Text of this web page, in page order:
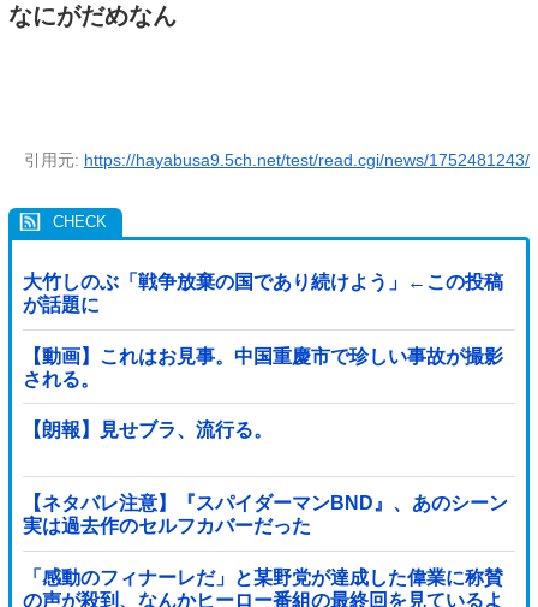
なにがだめなん
引用元: https://hayabusa9.5ch.net/test/read.cgi/news/1752481243/
大竹しのぶ「戦争放棄の国であり続けよう」←この投稿
が話題に
【動画】これはお見事。中国重慶市で珍しい事故が撮影
される。
【朗報】見せブラ、流行る。
【ネタバレ注意】『スパイダーマンBND』、あのシーン
実は過去作のセルフカバーだった
「感動のフィナーレだ」と某野党が達成した偉業に称賛
の声が殺到、なんかヒーロー番組の最終回を見ているよ